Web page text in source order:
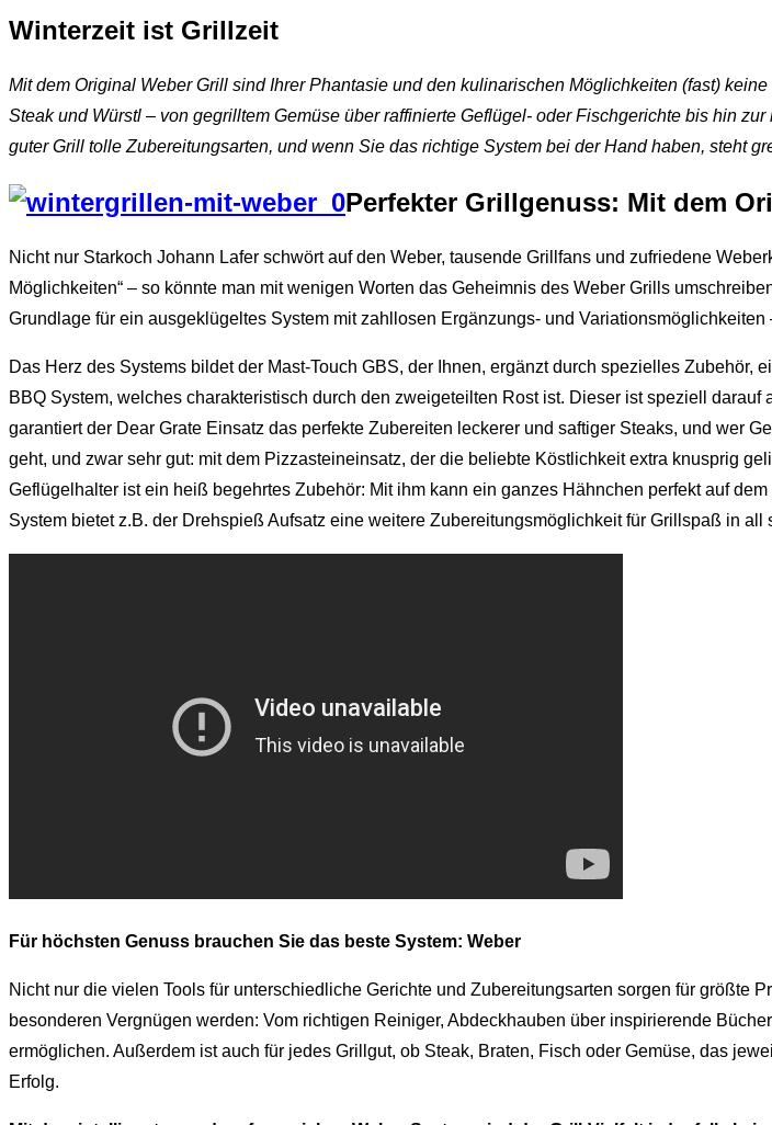
Winterzeit ist Grillzeit
Mit dem Original Weber Grill sind Ihrer Phantasie und den kulinarischen Möglichkeiten (fast)
Steak und Würstl – von gegrilltem Gemüse über raffinierte Geflügel- oder Fischgerichte bis hin
guter Grill tolle Zubereitungsarten, und wenn Sie das richtige System bei der Hand haben, steht
Perfekter Grillgenuss: Mit dem
Nicht nur Starkoch Johann Lafer schwört auf den Weber, tausende Grillfans und zufriedene
Möglichkeiten“ – so könnte man mit wenigen Worten das Geheimnis des Weber Grills
Grundlage für ein ausgeklügeltes System mit zahllosen Ergänzungs- und
Das Herz des Systems bildet der Mast-Touch GBS, der Ihnen, ergänzt durch spezielles
BBQ System, welches charakteristisch durch den zweigeteilten Rost ist. Dieser ist speziell
garantiert der Dear Grate Einsatz das perfekte Zubereiten leckerer und saftiger Steaks, und wer
geht, und zwar sehr gut: mit dem Pizzasteineinsatz, der die beliebte Köstlichkeit extra knusprig
Geflügelhalter ist ein heiß begehrtes Zubehör: Mit ihm kann ein ganzes Hähnchen perfekt auf
System bietet z.B. der Drehspieß Aufsatz eine weitere Zubereitungsmöglichkeit für Grillspaß in all
Für höchsten Genuss brauchen Sie das beste System: Weber
Nicht nur die vielen Tools für unterschiedliche Gerichte und Zubereitungsarten sorgen für größte
besonderen Vergnügen werden: Vom richtigen Reiniger, Abdeckhauben über inspirierende
ermöglichen. Außerdem ist auch für jedes Grillgut, ob Steak, Braten, Fisch oder Gemüse, das
Erfolg.